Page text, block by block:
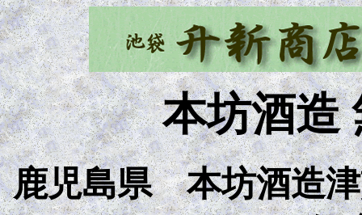
本坊酒造
鹿児島県本坊酒造